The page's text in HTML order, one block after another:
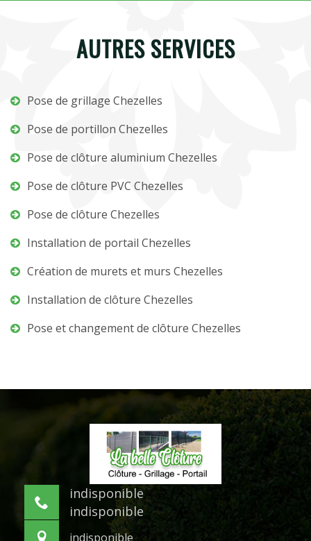
AUTRES SERVICES
Pose de grillage Chezelles
Pose de portillon Chezelles
Pose de clôture aluminium Chezelles
Pose de clôture PVC Chezelles
Pose de clôture Chezelles
Installation de portail Chezelles
Création de murets et murs Chezelles
Installation de clôture Chezelles
Pose et changement de clôture Chezelles
indisponible
indisponible
indisponible